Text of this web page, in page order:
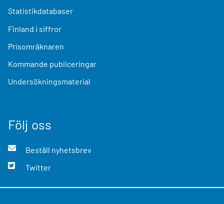
Statistikdatabaser
Finland i siffror
Prisomräknaren
Kommande publiceringar
Undersökningsmaterial
Följ oss
Beställ nyhetsbrev
Twitter